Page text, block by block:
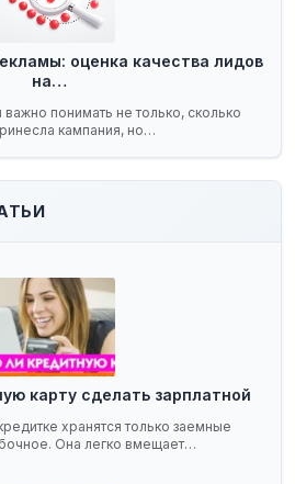
оценка качества лидов
на…
понимать не только, сколько
кампания, но…
карту сделать зарплатной
хранятся только заемные
Она легко вмещает…